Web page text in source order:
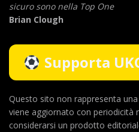
sicuro sono nella Top One
Brian Clough
Supporta
Questo sito non rappresenta
viene aggiornato con periodicità
considerarsi un prodotto